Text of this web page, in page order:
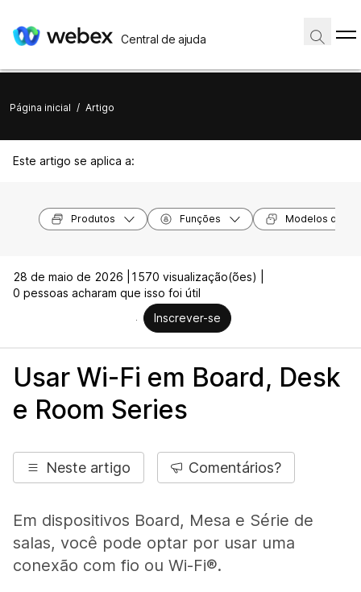
Central de ajuda
Página inicial / Artigo
Este artigo se aplica a:
Produtos Funções Modelos de
28 de maio de 2026 |
1570 visualização(ões) |
0 pessoas acharam que isso foi útil
Inscrever-se
Usar Wi-Fi em Board, Desk
e Room Series
Neste artigo Comentários?
Em dispositivos Board, Mesa e Série de
salas, você pode optar por usar uma
conexão com fio ou Wi-Fi®.